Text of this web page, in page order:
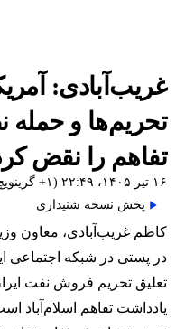
غریب‌آبادی:
تحریم‌ها و
تفاهم را نقض
۱۶ تیر ۱۴۰۵، ۲۲:۴۹ (‎+۱ گرینویچ)
پخش نسخه شنیداری
کاظم غریب‌آبادی، معاون
در پستی در شبکه اجتماعی
یادداشت تفاهم اسلام‌آباد